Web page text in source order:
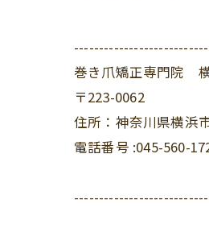
巻き爪矯正専門院
〒223-0062
住所：神奈川県横浜
電話番号 :045-560-